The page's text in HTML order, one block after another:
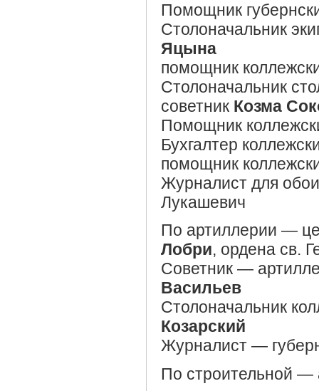
Помощник
Столоначальник
Яцына
помощник
Столоначальник
советник Козма
Помощник
Бухгалтер
помощник
Журналист для
Лукашевич
По артиллерии —
Лобри, ордена св.
Советник —
Васильев
Столоначальник
Козарский
Журналист —
По строительной —